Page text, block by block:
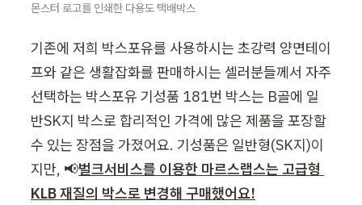
몬스터 로고를 인쇄한 다용도 택배박스
기존에 저희 박스포유를 사용하시는 초강력 양면테이
프와 같은 생활잡화를 판매하시는 셀러분들께서 자주
선택하는 박스포유 기성품 181번 박스는 B골에 일
반SK지 박스로 합리적인 가격에 많은 제품을 포장할
수 있는 장점을 가졌어요. 기성품은 일반형(SK지)이
지만, 📢벌크서비스를 이용한 마르스랩스는 고급형
KLB 재질의 박스로 변경해 구매했어요!